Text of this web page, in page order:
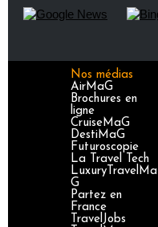
Nos médias
AirMaG
Brochures en
ligne
CruiseMaG
DestiMaG
Futuroscopie
La Travel Tech
LuxuryTravelMa
G
Partez en
France
TravelJobs